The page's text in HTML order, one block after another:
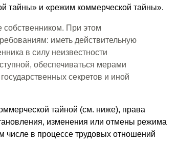
тайны» и «режим коммерческой тайны».
При этом
иметь действительную
в силу неизвестности
обеспечиваться мерами
секретов и иной
тайной (см. ниже), права
изменения или отмены режима
числе в процессе трудовых отношений